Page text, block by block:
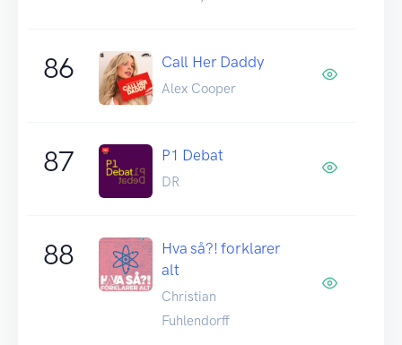
86 Call Her Daddy
Alex Cooper
87 P1 Debat
DR
88
Hva så?! forklarer
alt
Christian
Fuhlendorff